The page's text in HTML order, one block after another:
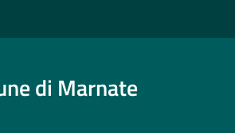
di Marnate